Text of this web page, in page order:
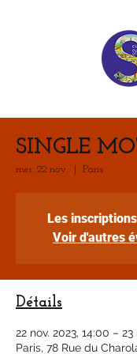
SINGLE
mer. 22 nov. Paris
Les
Voir d'autres
Détails
22 nov. 2023, 14:00 – 23
Paris, 78 Rue du